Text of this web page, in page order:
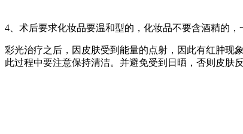
4、术后要求化妆品要温和型的，化妆品不要含酒精的
彩光治疗之后，因皮肤受到能量的点射，因此有红肿现
此过程中要注意保持清洁。并避免受到日晒，否则皮肤